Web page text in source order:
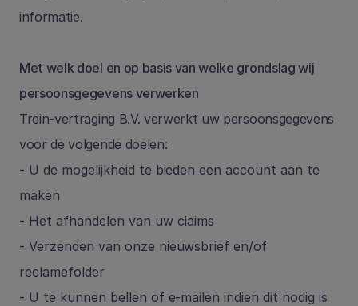
informatie.
Met welk doel en op basis van welke grondslag wij
persoonsgegevens verwerken
Trein-vertraging B.V. verwerkt uw persoonsgegevens
voor de volgende doelen:
- U de mogelijkheid te bieden een account aan te
maken
- Het afhandelen van uw claims
- Verzenden van onze nieuwsbrief en/of
reclamefolder
- U te kunnen bellen of e-mailen indien dit nodig is